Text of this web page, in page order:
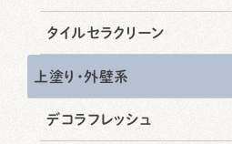
タイルセラクリーン
上塗り・外壁系
デコラフレッシュ